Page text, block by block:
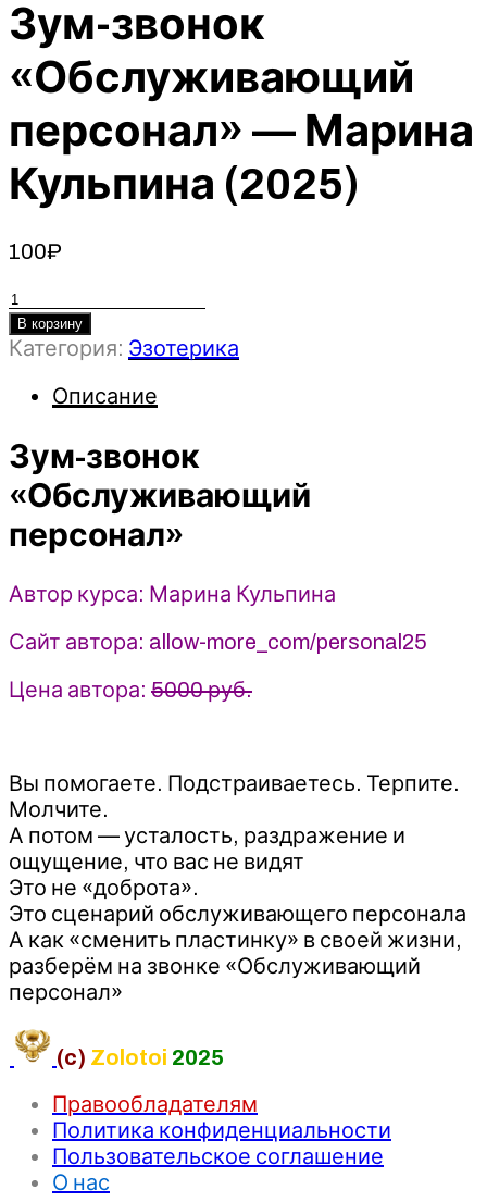
Зум-звонок
«Обслуживающий
персонал» — Марина
Кульпина (2025)
100₽
Количество
товара
Зум-
«Обслуживающий
-
Марина
Кульпина
(2025)
В корзину
Категория: Эзотерика
Описание
Зум-звонок
«Обслуживающий
персонал»
Автор курса: Марина Кульпина
Сайт автора: allow-more_com/personal25
Цена автора: 5000 руб.
Вы помогаете. Подстраиваетесь. Терпите.
Молчите.
А потом — усталость, раздражение и
ощущение, что вас не видят
Это не «доброта».
Это сценарий обслуживающего персонала
А как «сменить пластинку» в своей жизни,
разберём на звонке «Обслуживающий
персонал»
(c) Zolotoi 2025
Правообладателям
Политика конфиденциальности
Пользовательское соглашение
О нас